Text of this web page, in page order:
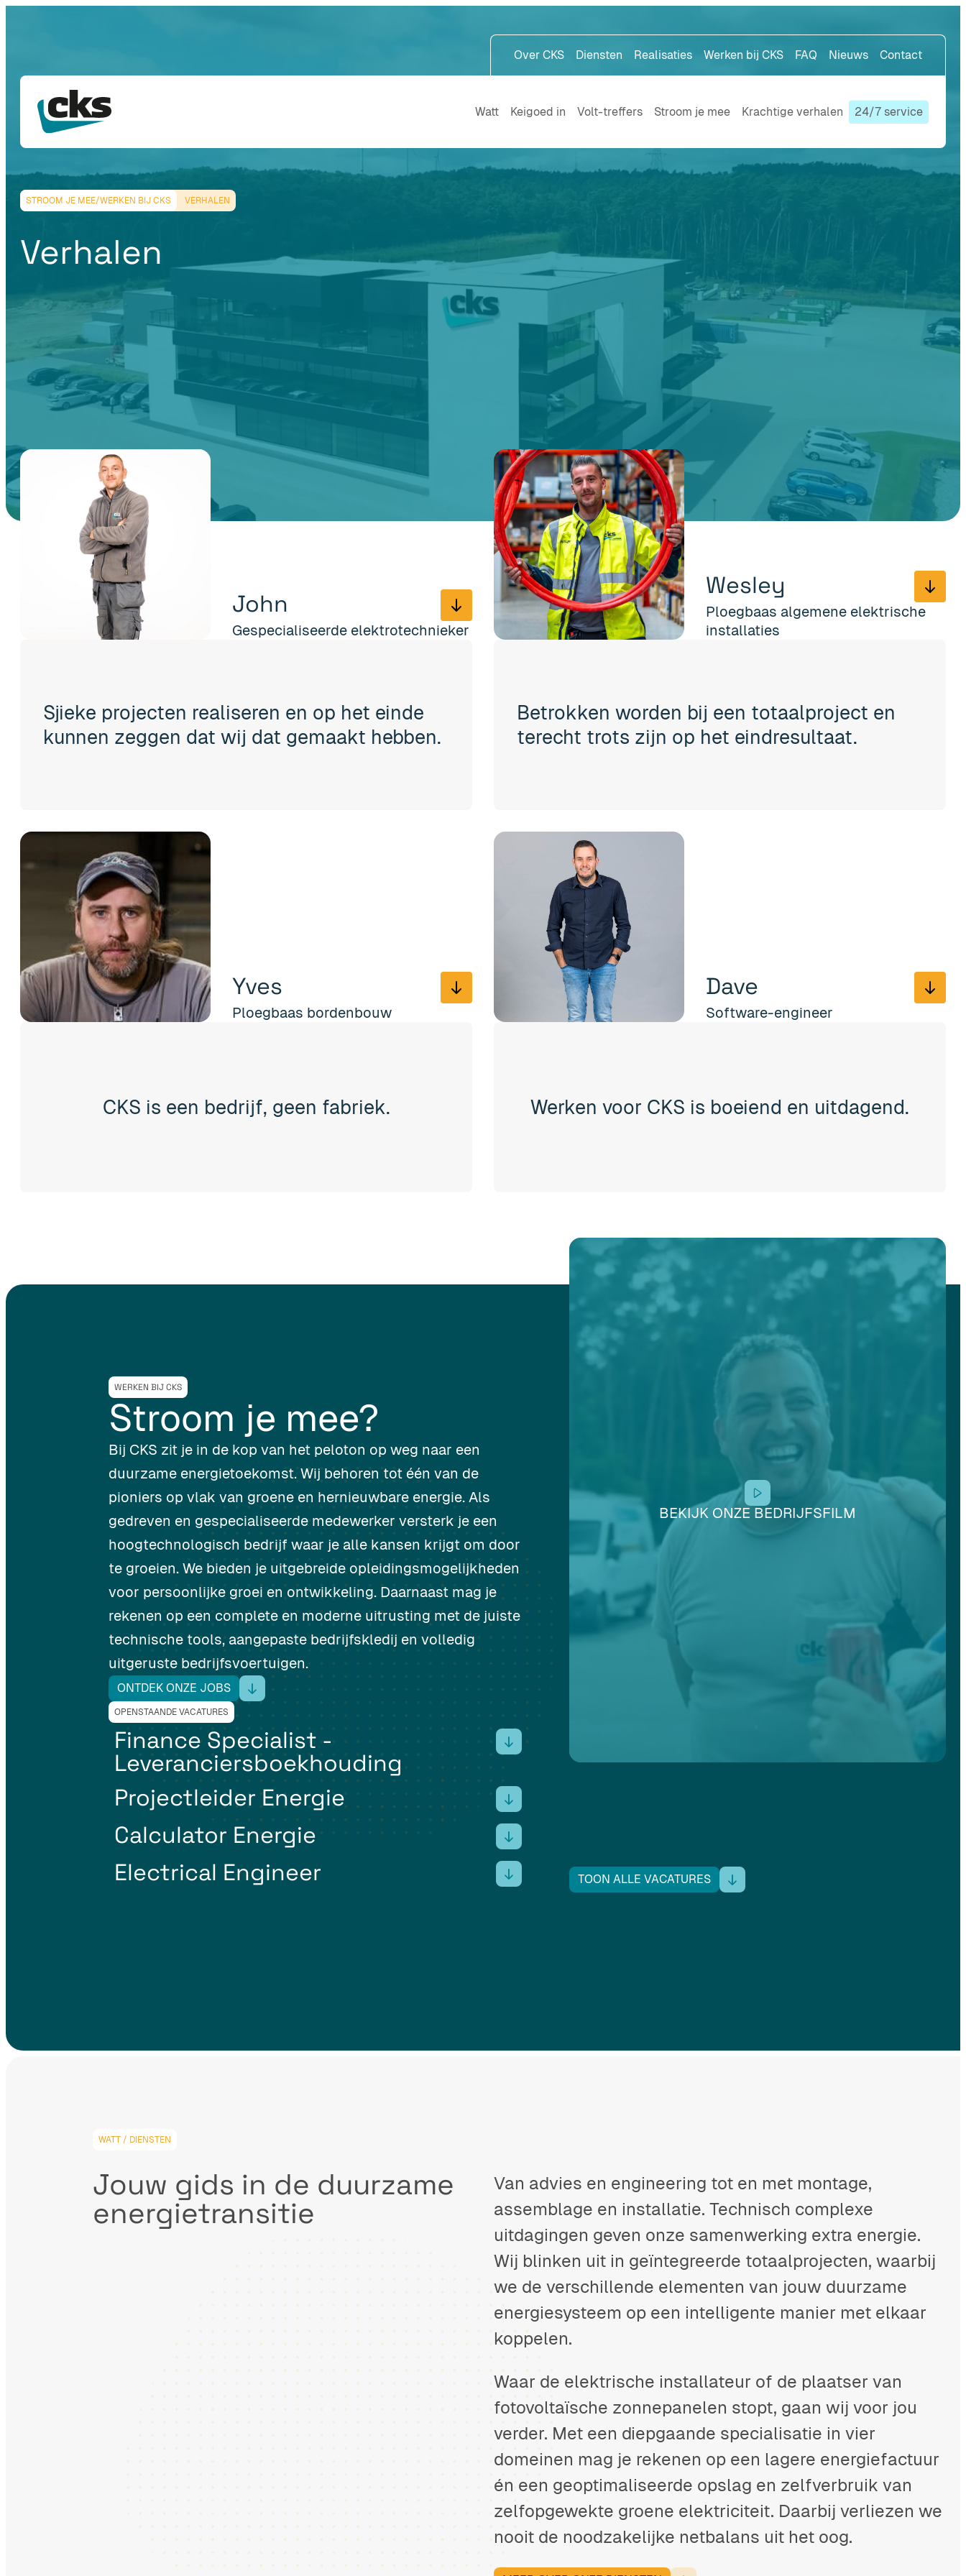
Over CKS Diensten Realisaties Werken bij CKS FAQ Nieuws Contact
Watt Keigoed in Volt-treffers Stroom je mee Krachtige verhalen 24/7 service
STROOM JE MEE/WERKEN BIJ CKS VERHALEN
Verhalen
John
Gespecialiseerde elektrotechnieker
Sjieke projecten realiseren en op het einde
kunnen zeggen dat wij dat gemaakt hebben.
Wesley
Ploegbaas algemene elektrische
installaties
Betrokken worden bij een totaalproject en
terecht trots zijn op het eindresultaat.
Yves
Ploegbaas bordenbouw
CKS is een bedrijf, geen fabriek.
Dave
Software-engineer
Werken voor CKS is boeiend en uitdagend.
WERKEN BIJ CKS
Stroom je mee?
Bij CKS zit je in de kop van het peloton op weg naar een
duurzame energietoekomst. Wij behoren tot één van de
pioniers op vlak van groene en hernieuwbare energie. Als
gedreven en gespecialiseerde medewerker versterk je een
hoogtechnologisch bedrijf waar je alle kansen krijgt om door
te groeien. We bieden je uitgebreide opleidingsmogelijkheden
voor persoonlijke groei en ontwikkeling. Daarnaast mag je
rekenen op een complete en moderne uitrusting met de juiste
technische tools, aangepaste bedrijfskledij en volledig
uitgeruste bedrijfsvoertuigen.
ONTDEK ONZE JOBS
OPENSTAANDE VACATURES
Finance Specialist -
Leveranciersboekhouding
Projectleider Energie
Calculator Energie
Electrical Engineer
BEKIJK ONZE BEDRIJFSFILM
TOON ALLE VACATURES
WATT / DIENSTEN
Jouw gids in de duurzame
energietransitie
Van advies en engineering tot en met montage,
assemblage en installatie. Technisch complexe
uitdagingen geven onze samenwerking extra energie.
Wij blinken uit in geïntegreerde totaalprojecten, waarbij
we de verschillende elementen van jouw duurzame
energiesysteem op een intelligente manier met elkaar
koppelen.
Waar de elektrische installateur of de plaatser van
fotovoltaïsche zonnepanelen stopt, gaan wij voor jou
verder. Met een diepgaande specialisatie in vier
domeinen mag je rekenen op een lagere energiefactuur
én een geoptimaliseerde opslag en zelfverbruik van
zelfopgewekte groene elektriciteit. Daarbij verliezen we
nooit de noodzakelijke netbalans uit het oog.